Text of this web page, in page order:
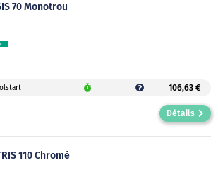
70 Monotrou
106,63 €
Détails
110 Chromé